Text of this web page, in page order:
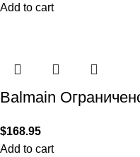
Add to cart
Balmain
$168.95
Add to cart